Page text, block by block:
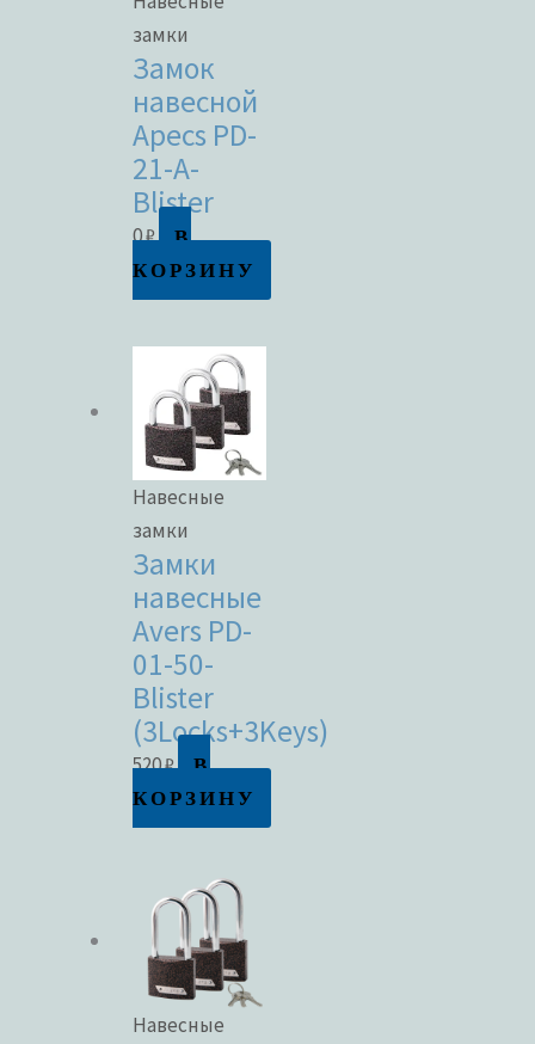
замки
Замок
навесной
Apecs PD-
21-A-
Blister
0₽
В
КОРЗИНУ
Навесные
замки
Замки
навесные
Avers PD-
01-50-
Blister
(3Locks+3Keys)
520₽
В
КОРЗИНУ
Навесные